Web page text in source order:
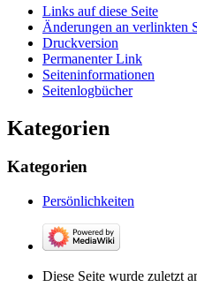
Links auf diese Seite
Änderungen an verlinkten
Druckversion
Permanenter Link
Seiten­­informationen
Seitenlogbücher
Kategorien
Kategorien
Persönlichkeiten
Diese Seite wurde zuletzt